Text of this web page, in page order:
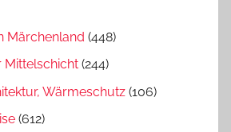
Märchenland (448)
(244)
Wärmeschutz (106)
(612)